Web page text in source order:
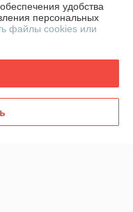
удобства
персональных
файлы cookies или